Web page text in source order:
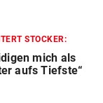
STOCKER:
mich als
aufs Tiefste“